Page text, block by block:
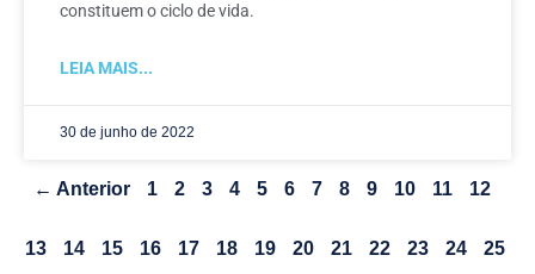
constituem o ciclo de vida.
LEIA MAIS...
30 de junho de 2022
← Anterior 1 2 3 4 5 6 7 8 9 10 11 12
13 14 15 16 17 18 19 20 21 22 23 24 25